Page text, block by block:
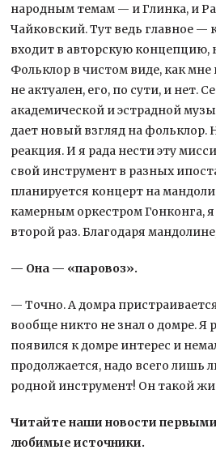
народным темам — и Глинка, и
Чайковский. Тут ведь главное —
входит в авторскую концепцию,
Фольклор в чистом виде, как мне
не актуален, его, по сути, и нет.
академической и эстрадной
дает новый взгляд на фольклор.
реакция. И я рада нести эту
свой инструмент в разных
планируется концерт на
камерным оркестром Гонконга,
второй раз. Благодаря
— Она — «паровоз».
— Точно. А домра
вообще никто не знал о домре. Я
появился к домре интерес и
продолжается, надо всего лишь
родной инструмент! Он такой
Читайте наши новости
любимые источники.